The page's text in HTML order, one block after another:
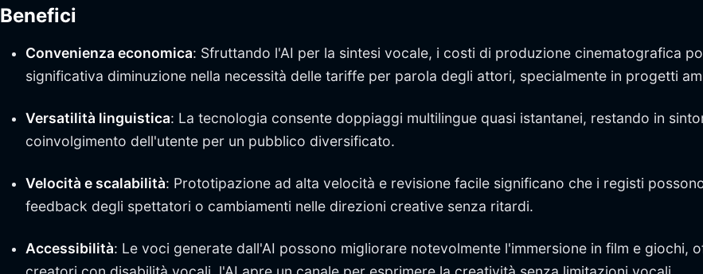
Benefici
Convenienza economica: Sfruttando l'AI per la sintesi vocale, i costi di produzione cinematografica
significativa diminuzione nella necessità delle tariffe per parola degli attori, specialmente in progetti
Versatilità linguistica: La tecnologia consente doppiaggi multilingue quasi istantanei, restando in
coinvolgimento dell'utente per un pubblico diversificato.
Velocità e scalabilità: Prototipazione ad alta velocità e revisione facile significano che i registi
feedback degli spettatori o cambiamenti nelle direzioni creative senza ritardi.
Accessibilità: Le voci generate dall'AI possono migliorare notevolmente l'immersione in film e giochi,